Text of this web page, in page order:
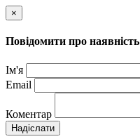
×
Повідомити про наявність
Ім'я
Email
Коментар
Надіслати